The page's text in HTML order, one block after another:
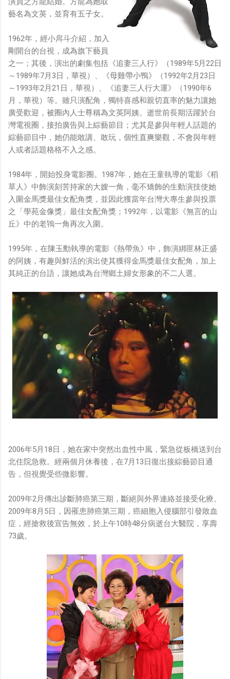
藝名為文英，並育有五子女。
1962年，經小戽斗介紹，加入
剛開台的台視，成為旗下藝員
之一；其後，演出的劇集包括《追妻三人行》（1989年5月22日
～1989年7月3日，華視）、《母雞帶小鴨》（1992年2月23日
～1993年2月21日，華視）、《追妻三人行大運》（1990年6
月，華視）等。雖只演配角，獨特喜感和親切直率的魅力讓她
廣受歡迎，被圈內人士尊稱為文英阿姨。逝世前長期活躍於台
灣電視圈，接拍廣告與上綜藝節目；尤其是參與年輕人話題的
綜藝節目中，她仍能敢講、敢玩，個性直爽樂觀，不會與年輕
人或者話題格格不入之感。
1984年，開始投身電影圈。1987年，她在王童執導的電影《稻
草人》中飾演刻苦持家的大嫂一角，毫不矯飾的生動演技使她
入圍金馬獎最佳女配角獎，並因此獲當年台灣大專生參與投票
之「學苑金像獎」最佳女配角獎；1992年，以電影《無言的山
丘》中的老鴇一角再次入圍。
1995年，在陳玉勳執導的電影《熱帶魚》中，飾演綁匪林正盛
的阿姨，有趣與鮮活的演出使其獲得金馬獎最佳女配角，加上
其純正的台語，讓她成為台灣鄉土婦女形象的不二人選。
2006年5月18日，她在家中突然出血性中風，緊急從板橋送到台
北住院急救。經兩個月休養後，在7月13日復出接綜藝節目通
告，但視覺受些微影響。
2009年2月傳出診斷肺癌第三期，斷絕與外界連絡並接受化療。
2009年8月5日，因罹患肺癌第三期，癌細胞入侵腦部引發敗血
症，經搶救後宣告無效，於上午10時48分病逝台大醫院，享壽
73歲。